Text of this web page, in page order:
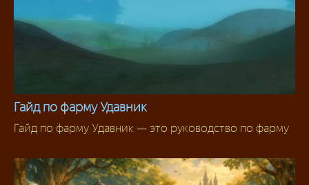
Фарм
Гайд по фарму Удавник
Гайд по фарму Удавник — это руководство по фарму